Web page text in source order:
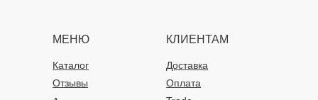
МЕНЮ КЛИЕНТАМ
Каталог
Доставка
Оплата
Отзывы